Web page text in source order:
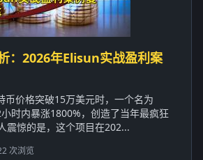
：2026年Elisun实战盈利案
币价格突破15万美元时，一个名为
时内暴涨1800%，创造了当年最疯狂
震惊的是，这个项目在202...
次浏览